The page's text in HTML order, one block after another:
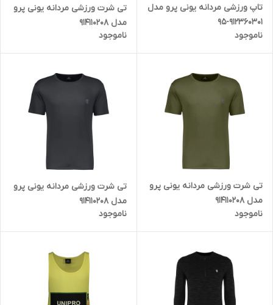
تاپ ورزشی مردانه یونی پرو مدل
912360301-95
ناموجود
تی شرت ورزشی مردانه یونی پرو
مدل 914110208
ناموجود
تی شرت ورزشی مردانه یونی پرو
مدل 914110208
ناموجود
تی شرت ورزشی مردانه یونی پرو
مدل 914110208
ناموجود